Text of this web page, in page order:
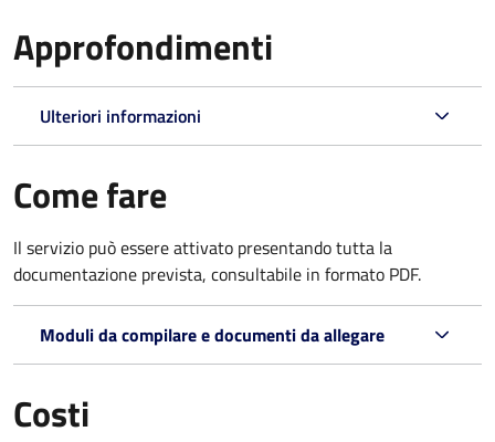
Approfondimenti
Ulteriori informazioni
Come fare
Il servizio può essere attivato presentando tutta la
documentazione prevista, consultabile in formato PDF.
Moduli da compilare e documenti da allegare
Costi